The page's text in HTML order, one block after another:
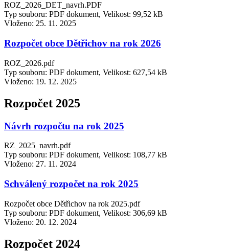
ROZ_2026_DET_navrh.PDF
Typ souboru: PDF dokument, Velikost: 99,52 kB
Vloženo: 25. 11. 2025
Rozpočet obce Dětřichov na rok 2026
ROZ_2026.pdf
Typ souboru: PDF dokument, Velikost: 627,54 kB
Vloženo: 19. 12. 2025
Rozpočet 2025
Návrh rozpočtu na rok 2025
RZ_2025_navrh.pdf
Typ souboru: PDF dokument, Velikost: 108,77 kB
Vloženo: 27. 11. 2024
Schválený rozpočet na rok 2025
Rozpočet obce Dětřichov na rok 2025.pdf
Typ souboru: PDF dokument, Velikost: 306,69 kB
Vloženo: 20. 12. 2024
Rozpočet 2024